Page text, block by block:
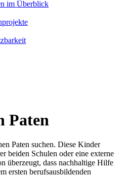
im Überblick
Paten
Paten suchen. Diese Kinder
beiden Schulen oder eine externe
überzeugt, dass nachhaltige Hilfe
ersten berufsausbildenden